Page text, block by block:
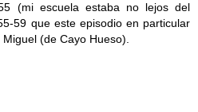
(mi escuela estaba no lejos del
59 que este episodio en particular
(de Cayo Hueso).